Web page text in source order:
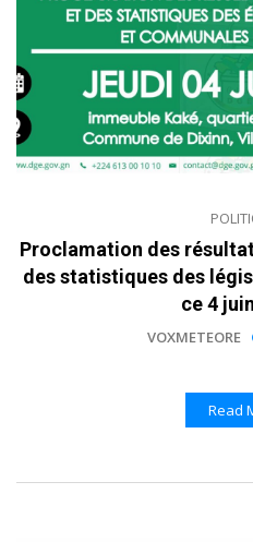
Proclamation des
des statistiques des
ce 4
VOXMETEORE
Read